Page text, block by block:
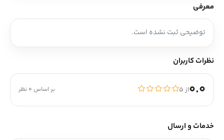
معرفی
توضیحی ثبت نشده است.
نظرات کاربران
0.0از ۵ بر اساس 0 نظر
خدمات و ارسال